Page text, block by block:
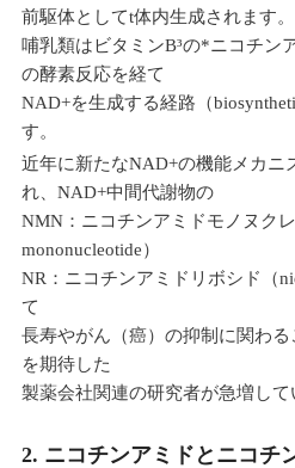
前駆体としてt体内生成されます。
哺乳類はビタミンB³の*ニコチン
の酵素反応を経て
NAD+を生成する経路（
す。
近年に新たなNAD+の機能メカニ
れ、NAD+中間代謝物の
NMN：ニコチンアミドモノヌク
mononucleotide）
NR：ニコチンアミドリボシド（
て
長寿やがん（癌）の抑制に関わ
を期待した
製薬会社関連の研究者が急増して
2. ニコチンアミドとニコチ